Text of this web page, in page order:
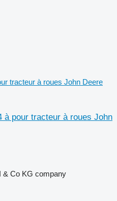
tracteur à roues John Deere
à pour tracteur à roues John
& Co KG company